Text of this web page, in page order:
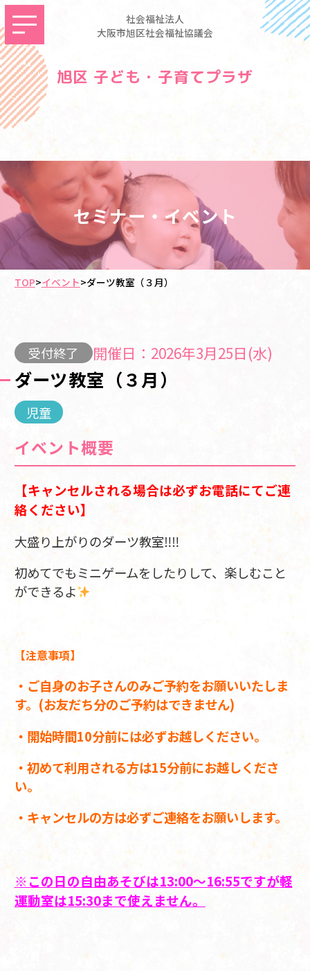
社会福祉法人
大阪市旭区社会福祉協議会
旭区 子ども・子育てプラザ
セミナー・イベント
TOP>イベント>ダーツ教室（３月）
受付終了 開催日：2026年3月25日(水)
ダーツ教室（３月）
児童
イベント概要
【キャンセルされる場合は必ずお電話にてご連
絡ください】
大盛り上がりのダーツ教室‼‼
初めてでもミニゲームをしたりして、楽しむこと
ができるよ
【注意事項】
・ご自身のお子さんのみご予約をお願いいたしま
す。(お友だち分のご予約はできません)
・開始時間10分前には必ずお越しください。
・初めて利用される方は15分前にお越しくださ
い。
・キャンセルの方は必ずご連絡をお願いします。
※この日の自由あそびは13:00～16:55ですが軽
運動室は15:30まで使えません。